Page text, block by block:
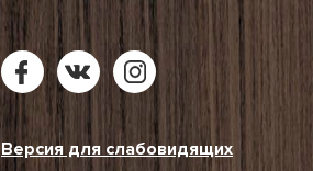
Версия для слабовидящих